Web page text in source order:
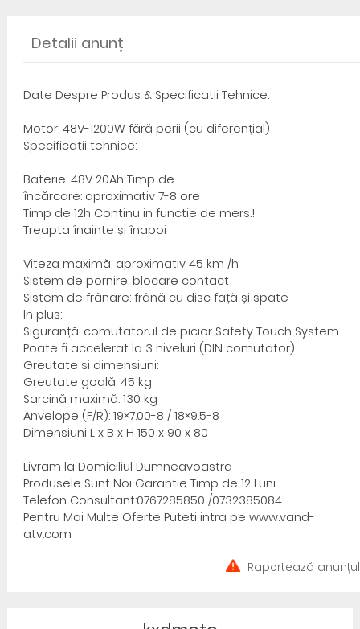
Detalii anunț
Date Despre Produs & Specificatii Tehnice:
Motor: 48V-1200W fără perii (cu diferențial)
Specificatii tehnice:
Baterie: 48V 20Ah Timp de
încărcare: aproximativ 7-8 ore
Timp de 12h Continu in functie de mers.!
Treapta înainte și înapoi
Viteza maximă: aproximativ 45 km /h
Sistem de pornire: blocare contact
Sistem de frânare: frână cu disc față și spate
In plus:
Siguranță: comutatorul de picior Safety Touch System
Poate fi accelerat la 3 niveluri (DIN comutator)
Greutate si dimensiuni:
Greutate goală: 45 kg
Sarcină maximă: 130 kg
Anvelope (F/R): 19×7.00-8 / 18×9.5-8
Dimensiuni L x B x H 150 x 90 x 80
Livram la Domiciliul Dumneavoastra
Produsele Sunt Noi Garantie Timp de 12 Luni
Telefon Consultant:0767285850 /0732385084
Pentru Mai Multe Oferte Puteti intra pe www.vand-
atv.com
Raportează anunțul